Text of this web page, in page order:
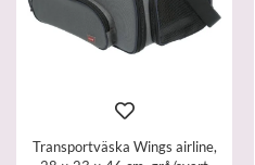
Transportväska Wings airline,